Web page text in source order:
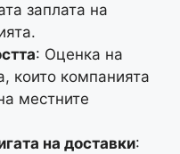
заплата на
: Оценка на
които компанията
местните
на доставки: